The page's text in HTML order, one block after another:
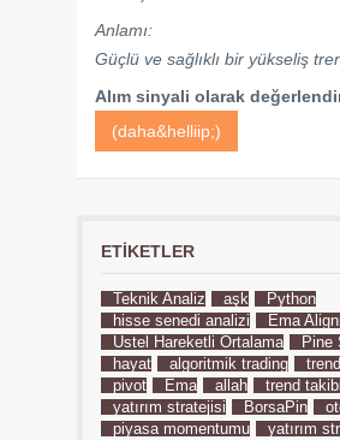
Anlamı:
Güçlü ve sağlıklı bir yükseliş
Alım sinyali olarak
(daha&helliip;)
ETIKETLER
Teknik Analiz aşk
Python
hisse senedi analizi
Ema
Üstel Hareketli Ortalama
Pine
hayat
algoritmik trading
pivot
Ema allah
trend takibi
yatırım stratejisi
BorsaPin
piyasa momentumu
yatırım